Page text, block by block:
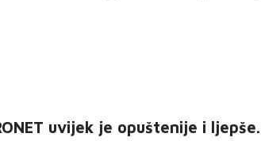
uvijek je opuštenije i